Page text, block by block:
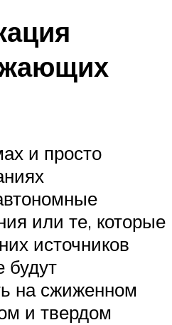
и просто
или те, которые
источников
будут
на сжиженном
и твердом